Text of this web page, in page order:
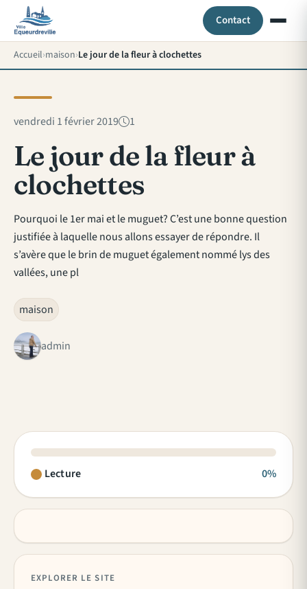
Contact
Accueil maison Le jour de la fleur à clochettes
vendredi 1 février 2019 1
Le jour de la fleur à
clochettes
Pourquoi le 1er mai et le muguet? C’est une bonne question
justifiée à laquelle nous allons essayer de répondre. Il
s’avère que le brin de muguet également nommé lys des
vallées, une pl
maison
admin
Lecture 0%
EXPLORER LE SITE